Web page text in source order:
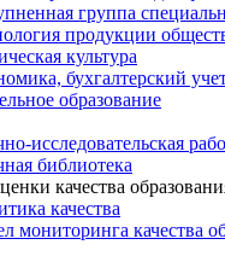
группа
продукции
культура
бухгалтерский
образование
исследовательская
библиотека
качества
качества
мониторинга качества